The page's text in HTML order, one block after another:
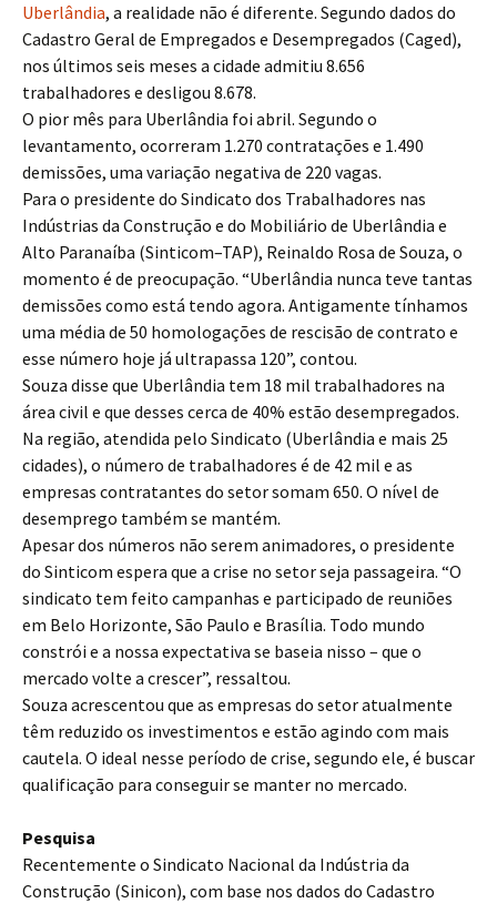
Uberlândia, a realidade não é diferente. Segundo dados do
Cadastro Geral de Empregados e Desempregados (Caged),
nos últimos seis meses a cidade admitiu 8.656
trabalhadores e desligou 8.678.
O pior mês para Uberlândia foi abril. Segundo o
levantamento, ocorreram 1.270 contratações e 1.490
demissões, uma variação negativa de 220 vagas.
Para o presidente do Sindicato dos Trabalhadores nas
Indústrias da Construção e do Mobiliário de Uberlândia e
Alto Paranaíba (Sinticom–TAP), Reinaldo Rosa de Souza, o
momento é de preocupação. “Uberlândia nunca teve tantas
demissões como está tendo agora. Antigamente tínhamos
uma média de 50 homologações de rescisão de contrato e
esse número hoje já ultrapassa 120”, contou.
Souza disse que Uberlândia tem 18 mil trabalhadores na
área civil e que desses cerca de 40% estão desempregados.
Na região, atendida pelo Sindicato (Uberlândia e mais 25
cidades), o número de trabalhadores é de 42 mil e as
empresas contratantes do setor somam 650. O nível de
desemprego também se mantém.
Apesar dos números não serem animadores, o presidente
do Sinticom espera que a crise no setor seja passageira. “O
sindicato tem feito campanhas e participado de reuniões
em Belo Horizonte, São Paulo e Brasília. Todo mundo
constrói e a nossa expectativa se baseia nisso – que o
mercado volte a crescer”, ressaltou.
Souza acrescentou que as empresas do setor atualmente
têm reduzido os investimentos e estão agindo com mais
cautela. O ideal nesse período de crise, segundo ele, é buscar
qualificação para conseguir se manter no mercado.
Pesquisa
Recentemente o Sindicato Nacional da Indústria da
Construção (Sinicon), com base nos dados do Cadastro